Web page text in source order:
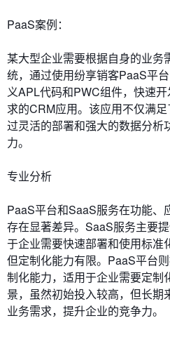
PaaS案例：
某大型企业需要根据自身的业务
统，通过使用纷享销客PaaS平
义APL代码和PWC组件，快速
求的CRM应用。该应用不仅满
过灵活的部署和强大的数据分析
力。
专业分析
PaaS平台和SaaS服务在功能、
存在显著差异。SaaS服务主要
于企业需要快速部署和使用标准
但定制化能力有限。PaaS平台
制化能力，适用于企业需要定制
景，虽然初始投入较高，但长期
业务需求，提升企业的竞争力。